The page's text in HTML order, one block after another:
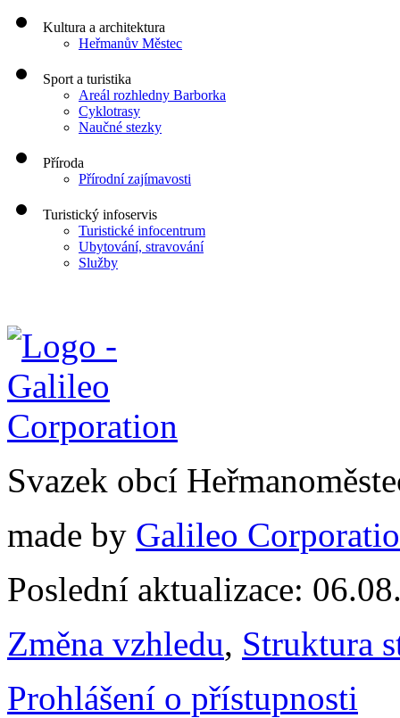
Kultura a architektura
Heřmanův Městec
Sport a turistika
Areál rozhledny Barborka
Cyklotrasy
Naučné stezky
Příroda
Přírodní zajímavosti
Turistický infoservis
Turistické infocentrum
Ubytování, stravování
Služby
Svazek obcí
made by Galileo
Poslední aktualizace:
Změna vzhledu, Struktura
Prohlášení o přístupnosti